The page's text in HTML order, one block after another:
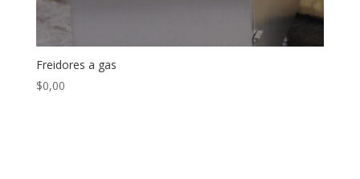
Freidores a gas
$0,00